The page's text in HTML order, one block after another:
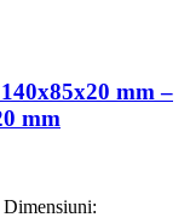
mm –
mm